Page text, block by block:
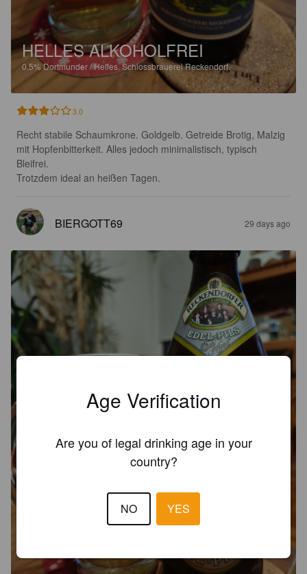
HELLES ALKOHOLFREI
0.5%Dortmunder / Helles.Schlossbrauerei Reckendorf.
3.0
Recht stabile Schaumkrone. Goldgelb. Getreide Brotig, Malzig
mit Hopfenbitterkeit. Alles jedoch minimalistisch, typisch
Bleifrei.
Trotzdem ideal an heißen Tagen.
BIERGOTT69 29 days ago
Age Verification
Are you of legal drinking age in your
country?
NO YES